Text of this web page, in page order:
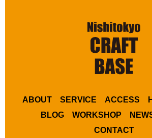
ABOUT SERVICE ACCESS
BLOG
WORKSHOP
CONTACT